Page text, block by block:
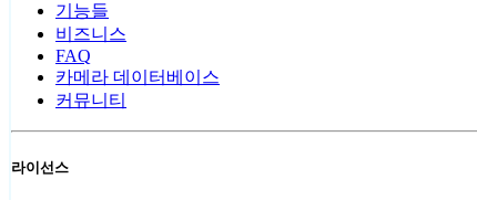
기능들
비즈니스
FAQ
카메라 데이터베이스
커뮤니티
라이선스